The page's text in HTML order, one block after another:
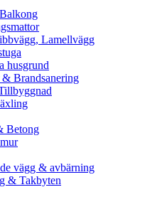
Lamellvägg
husgrund
Brandsanering
Betong
vägg & avbärning
& Takbyten